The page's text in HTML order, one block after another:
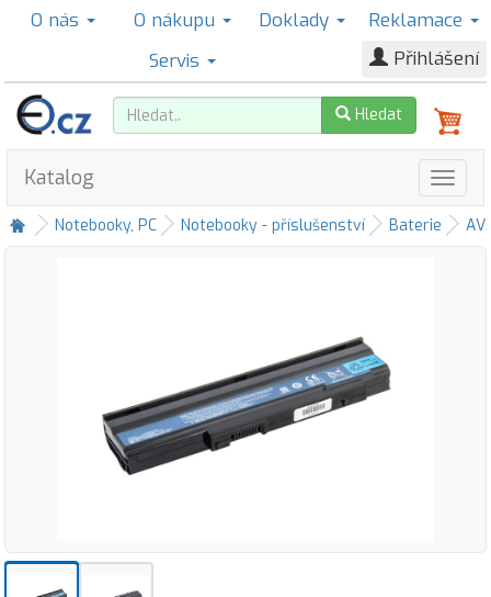
O nás O nákupu Doklady
Reklamace
Servis
Přihlášení
Hledat
Katalog
Notebooky, PC Notebooky - příslušenství Baterie